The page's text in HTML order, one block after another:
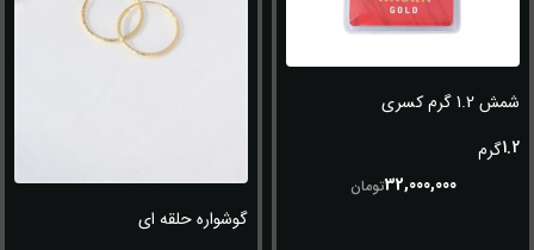
شمش 1.2 گرم کسری
1.2گرم
32,000,000تومان
گوشواره حلقه ای